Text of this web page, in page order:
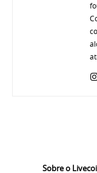
Sobre o